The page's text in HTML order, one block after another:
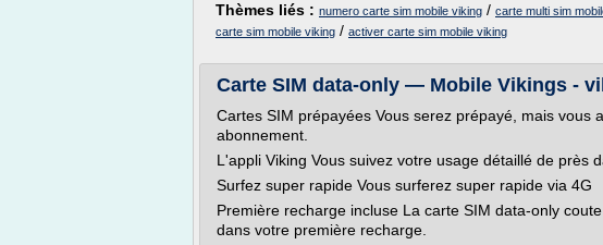
Thèmes liés : numero carte sim mobile viking / carte multi sim
carte sim mobile viking / activer carte sim mobile viking
Carte SIM data-only — Mobile Vikings -
Cartes SIM prépayées Vous serez prépayé, mais vous
abonnement.
L'appli Viking Vous suivez votre usage détaillé de près
Surfez super rapide Vous surferez super rapide via 4G
Première recharge incluse La carte SIM data-only
dans votre première recharge.